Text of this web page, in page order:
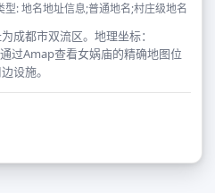
型: 地名地址信息;普通地名;村庄级地名
成都市双流区。地理坐标：
过Amap查看女娲庙的精确地图位
设施。